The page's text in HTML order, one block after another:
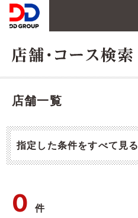
店舗一覧
指定した条件をすべて見る
0件